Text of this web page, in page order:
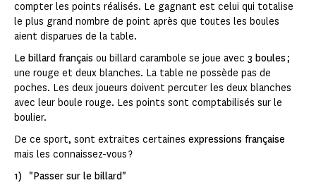
compter les points réalisés. Le gagnant est celui qui totalise
le plus grand nombre de point après que toutes les boules
aient disparues de la table.
Le billard français ou billard carambole se joue avec 3 boules;
une rouge et deux blanches. La table ne possède pas de
poches. Les deux joueurs doivent percuter les deux blanches
avec leur boule rouge. Les points sont comptabilisés sur le
boulier.
De ce sport, sont extraites certaines expressions française
mais les connaissez-vous ?
1) "Passer sur le billard"